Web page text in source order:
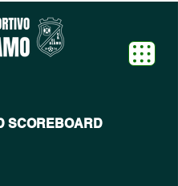
SCOREBOARD